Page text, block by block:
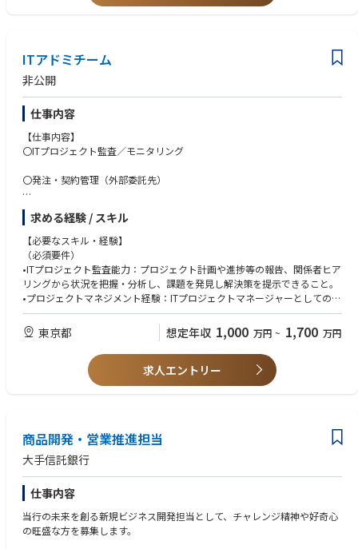
ITアドミチーム
非公開
仕事内容
【仕事内容】
〇ITプロジェクト監査／モニタリング
〇発注・契約管理（外部委託先）
〇請求・支払対応
〇ガバナンス・プロセス改善
〇システム運用および開発管理
求める経験 / スキル
【必要なスキル・経験】
（必須要件）
•ITプロジェクト監査能力：プロジェクト計画や進捗等の報告、関係者ヒア
リングから状況を把握・分析し、課題を発見し解決策を提示できること。
•プロジェクトマネジメント経験：ITプロジェクトマネージャーとしての実
務経験（プロジェクト運営経験）。
•プロジェクト管理知識：PMP資格保有、またはPMBOKの理解。
•IT監査・品質関連：情報処理系資格（例：システム監査技術者、プロジェ
クトマネージャー）や同等のスキル。
•発注・会計・契約業務の基礎スキル：発注・支払の実務理解や会計・契
約の基本知識を習得・活用できること。
•Excelの基本的な関数（VLOOKUP、SUMIF等）を使ったデータ処理ができ
ること。
（望ましい要件）
•テクノロジー関連の契約書レビュー経験（ソフトウェア・ハードウェア
東京都 想定年収 1,000 万円 ~ 1,700 万円
求人エントリー
商品開発・営業推進担当
大手信託銀行
仕事内容
当行の未来を創る新規ビジネス開発担当として、チャレンジ精神や好奇心
の旺盛な方を募集します。